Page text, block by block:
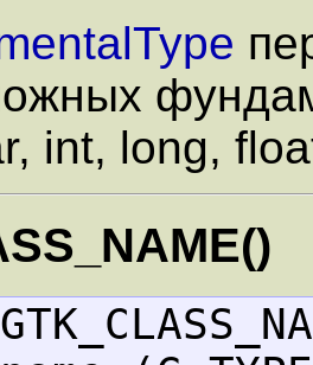
int, long,